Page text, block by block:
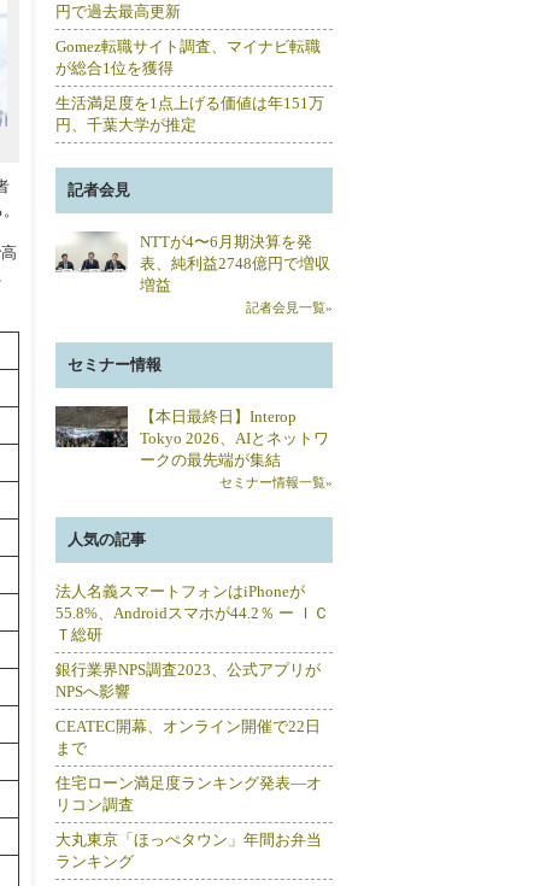
円で過去最高更新
Gomez転職サイト調査、マイナビ転職
が総合1位を獲得
生活満足度を1点上げる価値は年151万
円、千葉大学が推定
記者会見
NTTが4〜6月期決算を発
表、純利益2748億円で増収
増益
記者会見一覧»
セミナー情報
【本日最終日】Interop
Tokyo 2026、AIとネットワ
ークの最先端が集結
セミナー情報一覧»
人気の記事
法人名義スマートフォンはiPhoneが
55.8%、Androidスマホが44.2％ ー ＩＣ
Ｔ総研
銀行業界NPS調査2023、公式アプリが
NPSへ影響
CEATEC開幕、オンライン開催で22日
まで
住宅ローン満足度ランキング発表―オ
リコン調査
大丸東京「ほっぺタウン」年間お弁当
ランキング